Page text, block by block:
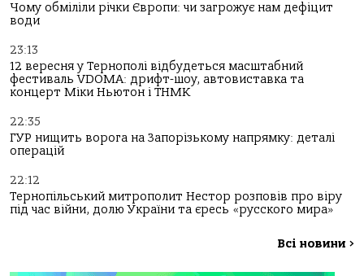
Чому обміліли річки Європи: чи загрожує нам дефіцит
води
23:13
12 вересня у Тернополі відбудеться масштабний
фестиваль VDOMA: дрифт-шоу, автовиставка та
концерт Міки Ньютон і ТНМК
22:35
ГУР нищить ворога на Запорізькому напрямку: деталі
операцій
22:12
Тернопільський митрополит Нестор розповів про віру
під час війни, долю України та єресь «русского мира»
Всі новини >